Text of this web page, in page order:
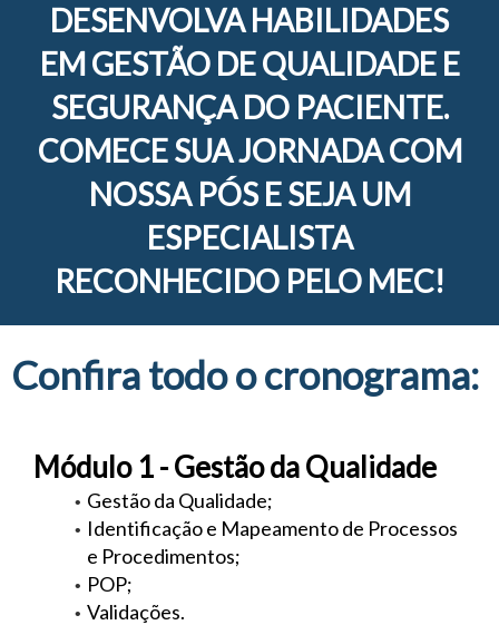
DESENVOLVA HABILIDADES
EM GESTÃO DE QUALIDADE E
SEGURANÇA DO PACIENTE.
COMECE SUA JORNADA COM
NOSSA PÓS E SEJA UM
ESPECIALISTA
RECONHECIDO PELO MEC!
Confira todo o cronograma:
Módulo 1 - Gestão da Qualidade
Gestão da Qualidade;
Identificação e Mapeamento de Processos
e Procedimentos;
POP;
Validações.